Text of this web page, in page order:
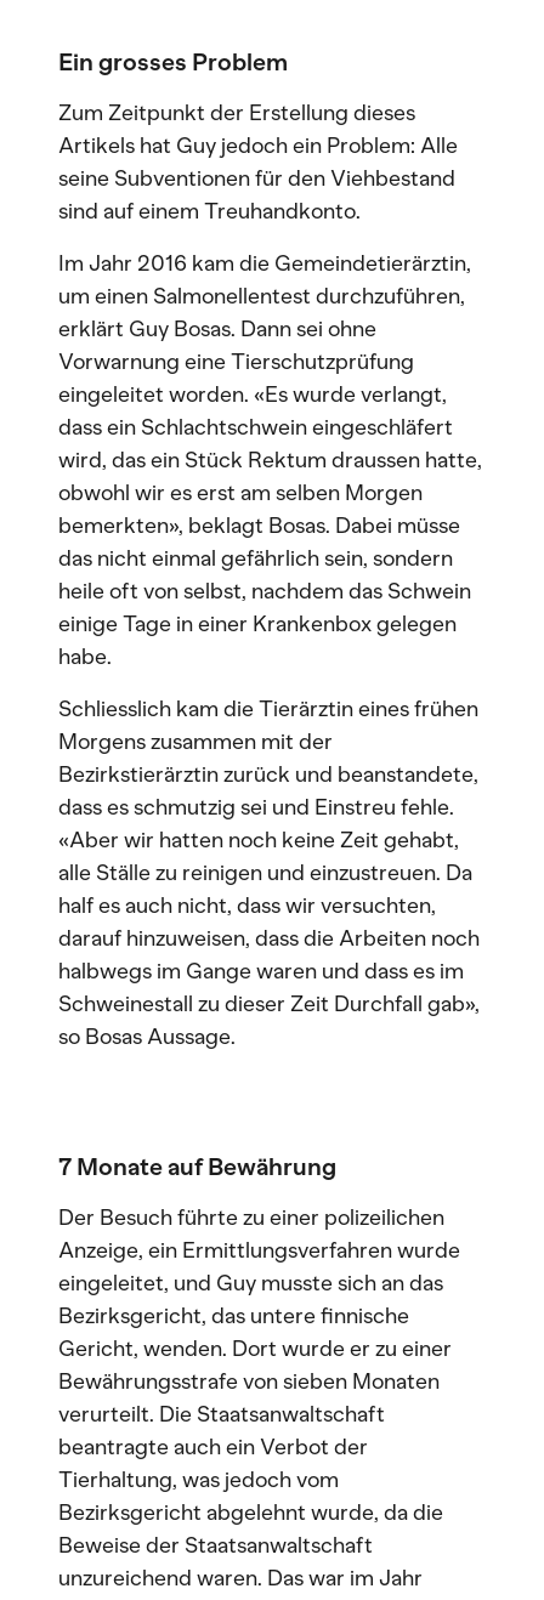
Ein grosses Problem
Zum Zeitpunkt der Erstellung dieses
Artikels hat Guy jedoch ein Problem: Alle
seine Subventionen für den Viehbestand
sind auf einem Treuhandkonto.
Im Jahr 2016 kam die Gemeindetierärztin,
um einen Salmonellentest durchzuführen,
erklärt Guy Bosas. Dann sei ohne
Vorwarnung eine Tierschutzprüfung
eingeleitet worden. «Es wurde verlangt,
dass ein Schlachtschwein eingeschläfert
wird, das ein Stück Rektum draussen hatte,
obwohl wir es erst am selben Morgen
bemerkten», beklagt Bosas. Dabei müsse
das nicht einmal gefährlich sein, sondern
heile oft von selbst, nachdem das Schwein
einige Tage in einer Krankenbox gelegen
habe.
Schliesslich kam die Tierärztin eines frühen
Morgens zusammen mit der
Bezirkstierärztin zurück und beanstandete,
dass es schmutzig sei und Einstreu fehle.
«Aber wir hatten noch keine Zeit gehabt,
alle Ställe zu reinigen und einzustreuen. Da
half es auch nicht, dass wir versuchten,
darauf hinzuweisen, dass die Arbeiten noch
halbwegs im Gange waren und dass es im
Schweinestall zu dieser Zeit Durchfall gab»,
so Bosas Aussage.
7 Monate auf Bewährung
Der Besuch führte zu einer polizeilichen
Anzeige, ein Ermittlungsverfahren wurde
eingeleitet, und Guy musste sich an das
Bezirksgericht, das untere finnische
Gericht, wenden. Dort wurde er zu einer
Bewährungsstrafe von sieben Monaten
verurteilt. Die Staatsanwaltschaft
beantragte auch ein Verbot der
Tierhaltung, was jedoch vom
Bezirksgericht abgelehnt wurde, da die
Beweise der Staatsanwaltschaft
unzureichend waren. Das war im Jahr